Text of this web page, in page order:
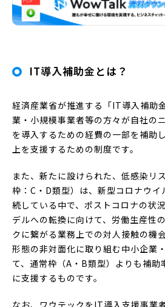
IT導入補助金とは？
経済産業省が推進する「IT導入補助
業・小規模事業者等の方々が自社の
を導入するための経費の一部を補助
上を支援するための制度です。
また、新たに設けられた、低感染リ
枠：C・D類型）は、新型コロナウ
続している中で、ポストコロナの状
デルへの転換に向けて、労働生産性
クに繋がる業務上での対人接触の機
形態の非対面化に取り組む中⼩企業
て、通常枠（A・B類型）よりも補助
に支援するものです。